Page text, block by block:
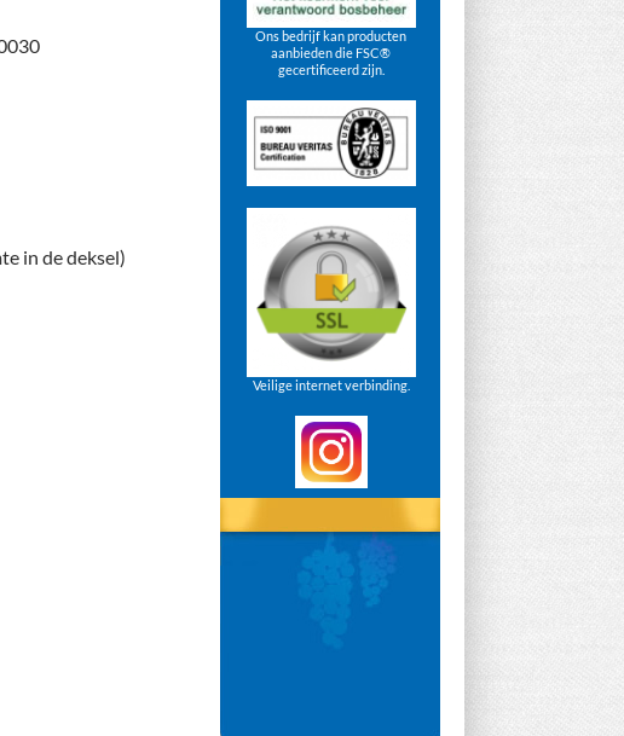
in de deksel)
Ons bedrijf kan producten
aanbieden die FSC®
gecertificeerd zijn.
Veilige internet verbinding.